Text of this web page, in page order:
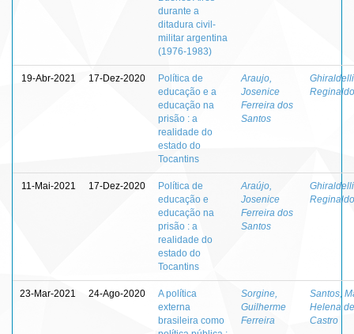
durante a
ditadura civil-
militar argentina
(1976-1983)
19-Abr-2021 17-Dez-2020
Política de
educação e a
educação na
prisão : a
realidade do
estado do
Tocantins
Araujo,
Josenice
Ferreira dos
Santos
Reginaldo
11-Mai-2021 17-Dez-2020
Política de
educação e
educação na
prisão : a
realidade do
estado do
Tocantins
Araújo,
Josenice
Ferreira dos
Santos
Reginaldo
23-Mar-2021 24-Ago-2020
A política
externa
brasileira como
Sorgine,
Guilherme
Ferreira
Santos,
Helena de
Castro